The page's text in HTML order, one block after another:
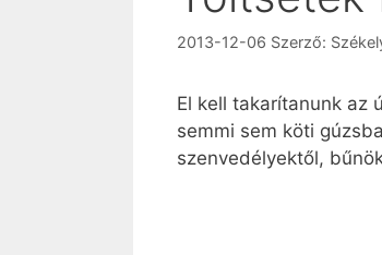
2013-12-06 Szerző:
El kell takarítanunk az
semmi sem köti
szenvedélyektől,